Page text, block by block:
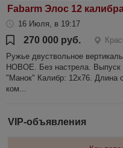
Fabarm Элос 12
16 Июля, в 19:17
270 000 руб.
Ружье двуствольное
НОВОЕ. Без настрела. Выпуск
"Манок" Калибр: 12х76. Длина
ком...
VIP-объявления